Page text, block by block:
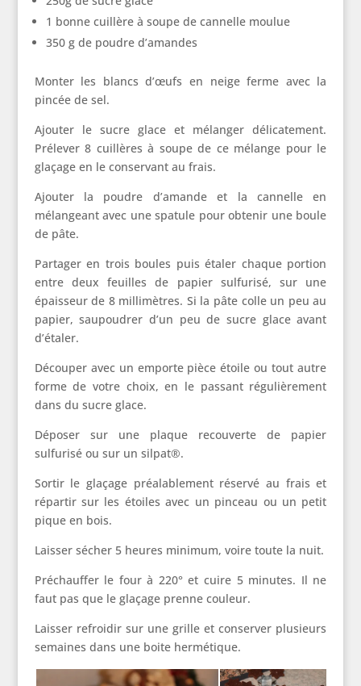
1 bonne cuillère à soupe de cannelle moulue
350 g de poudre d’amandes
Monter les blancs d’œufs en neige ferme avec la
pincée de sel.
Ajouter le sucre glace et mélanger délicatement.
Prélever 8 cuillères à soupe de ce mélange pour le
glaçage en le conservant au frais.
Ajouter la poudre d’amande et la cannelle en
mélangeant avec une spatule pour obtenir une boule
de pâte.
Partager en trois boules puis étaler chaque portion
entre deux feuilles de papier sulfurisé, sur une
épaisseur de 8 millimètres. Si la pâte colle un peu au
papier, saupoudrer d’un peu de sucre glace avant
d’étaler.
Découper avec un emporte pièce étoile ou tout autre
forme de votre choix, en le passant régulièrement
dans du sucre glace.
Déposer sur une plaque recouverte de papier
sulfurisé ou sur un silpat®.
Sortir le glaçage préalablement réservé au frais et
répartir sur les étoiles avec un pinceau ou un petit
pique en bois.
Laisser sécher 5 heures minimum, voire toute la nuit.
Préchauffer le four à 220° et cuire 5 minutes. Il ne
faut pas que le glaçage prenne couleur.
Laisser refroidir sur une grille et conserver plusieurs
semaines dans une boite hermétique.